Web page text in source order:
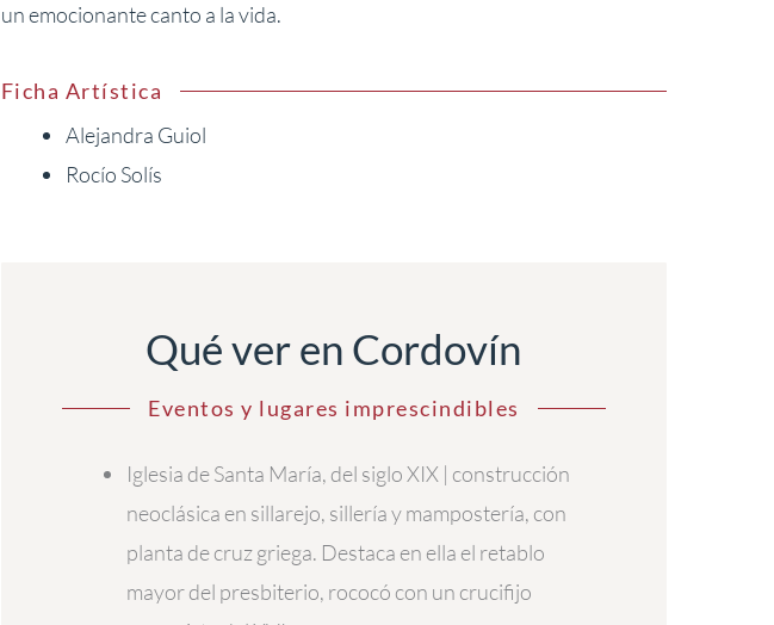
un emocionante canto a la vida.
Ficha Artística
Alejandra Guiol
Rocío Solís
Qué ver en Cordovín
Eventos y lugares imprescindibles
Iglesia de Santa María, del siglo XIX | construcción
neoclásica en sillarejo, sillería y mampostería, con
planta de cruz griega. Destaca en ella el retablo
mayor del presbiterio, rococó con un crucifijo